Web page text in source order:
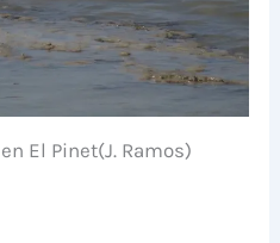
El Pinet(J. Ramos)